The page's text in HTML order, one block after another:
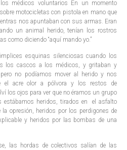
médicos voluntarios En un momento
motocicletas con pistola en mano que
nos apuntaban con sus armas. Eran
un animal herido, tenían los rostros
como diciendo “aquí mando yo.”
esquinas silenciosas cuando los
los cascos a los médicos, y gritaban y
no podíamos mover al herido y nos
el acre olor a pólvora y los restos de
los ojos para ver que no éramos un grupo
estábamos heridos, tirados en el asfalto
opresión, heridos por los perdigones de
y heridos por las bombas de una
las hordas de colectivos salían de las